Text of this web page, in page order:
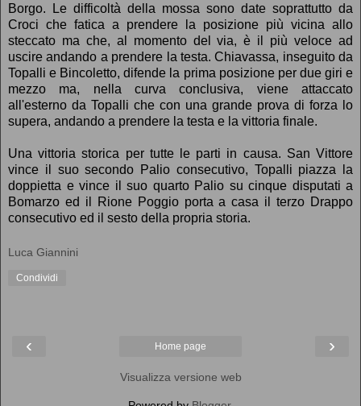
Borgo. Le difficoltà della mossa sono date soprattutto da
Croci che fatica a prendere la posizione più vicina allo
steccato ma che, al momento del via, è il più veloce ad
uscire andando a prendere la testa. Chiavassa, inseguito da
Topalli e Bincoletto, difende la prima posizione per due giri e
mezzo ma, nella curva conclusiva, viene attaccato
all'esterno da Topalli che con una grande prova di forza lo
supera, andando a prendere la testa e la vittoria finale.
Una vittoria storica per tutte le parti in causa. San Vittore
vince il suo secondo Palio consecutivo, Topalli piazza la
doppietta e vince il suo quarto Palio su cinque disputati a
Bomarzo ed il Rione Poggio porta a casa il terzo Drappo
consecutivo ed il sesto della propria storia.
Luca Giannini
Condividi
‹ ›
Home page
Visualizza versione web